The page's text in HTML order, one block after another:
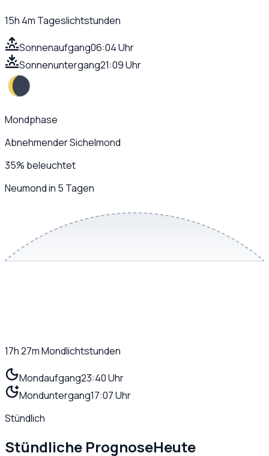
15h 4m Tageslichtstunden
Sonnenaufgang06:04 Uhr
Sonnenuntergang21:09 Uhr
Mondphase
Abnehmender Sichelmond
35% beleuchtet
Neumond in 5 Tagen
17h 27mMondlichtstunden
Mondaufgang23:40 Uhr
Monduntergang17:07 Uhr
Stündlich
Stündliche PrognoseHeute